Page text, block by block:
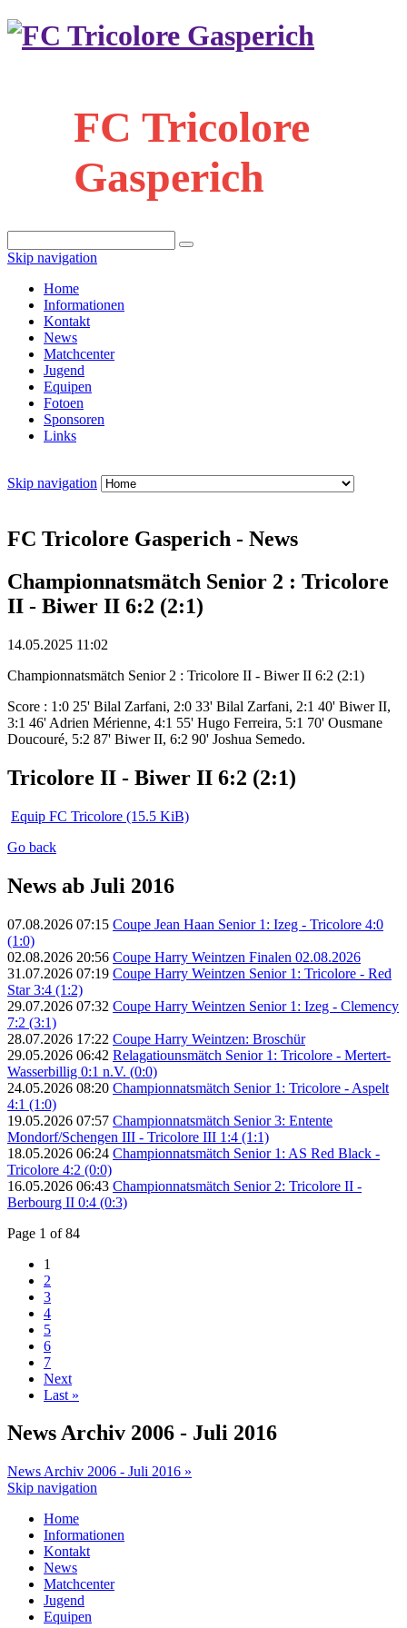
FC Tricolore
Gasperich
Skip navigation
Home
Informationen
Kontakt
News
Matchcenter
Jugend
Equipen
Fotoen
Sponsoren
Links
Skip navigation
FC Tricolore Gasperich - News
Championnatsmätch Senior 2 : Tricolore
II - Biwer II 6:2 (2:1)
14.05.2025 11:02
Championnatsmätch Senior 2 : Tricolore II - Biwer II 6:2 (2:1)
Score : 1:0 25' Bilal Zarfani, 2:0 33' Bilal Zarfani, 2:1 40' Biwer II,
3:1 46' Adrien Mérienne, 4:1 55' Hugo Ferreira, 5:1 70' Ousmane
Doucouré, 5:2 87' Biwer II, 6:2 90' Joshua Semedo.
Tricolore II - Biwer II 6:2 (2:1)
Equip FC Tricolore (15.5 KiB)
Go back
News ab Juli 2016
07.08.2026 07:15 Coupe Jean Haan Senior 1: Izeg - Tricolore 4:0
(1:0)
02.08.2026 20:56 Coupe Harry Weintzen Finalen 02.08.2026
31.07.2026 07:19 Coupe Harry Weintzen Senior 1: Tricolore - Red
Star 3:4 (1:2)
29.07.2026 07:32 Coupe Harry Weintzen Senior 1: Izeg - Clemency
7:2 (3:1)
28.07.2026 17:22 Coupe Harry Weintzen: Broschür
29.05.2026 06:42 Relagatiounsmätch Senior 1: Tricolore - Mertert-
Wasserbillig 0:1 n.V. (0:0)
24.05.2026 08:20 Championnatsmätch Senior 1: Tricolore - Aspelt
4:1 (1:0)
19.05.2026 07:57 Championnatsmätch Senior 3: Entente
Mondorf/Schengen III - Tricolore III 1:4 (1:1)
18.05.2026 06:24 Championnatsmätch Senior 1: AS Red Black -
Tricolore 4:2 (0:0)
16.05.2026 06:43 Championnatsmätch Senior 2: Tricolore II -
Berbourg II 0:4 (0:3)
Page 1 of 84
1
2
3
4
5
6
7
Next
Last »
News Archiv 2006 - Juli 2016
News Archiv 2006 - Juli 2016 »
Skip navigation
Home
Informationen
Kontakt
News
Matchcenter
Jugend
Equipen